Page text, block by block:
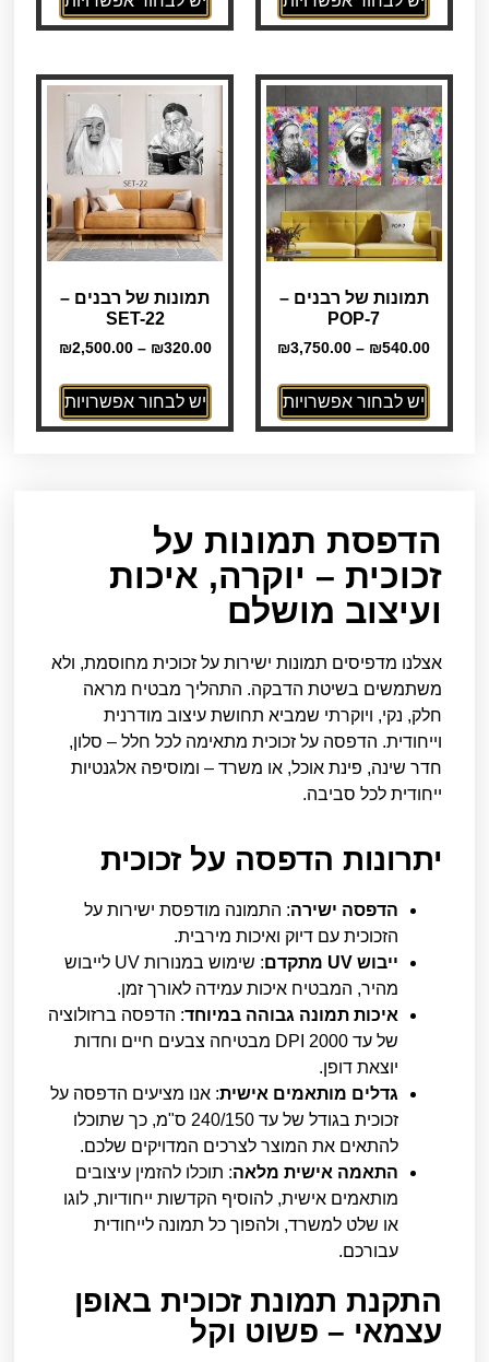
תמונות של רבנים –
POP-7
₪540.00
–
₪3,750.00
יש לבחור אפשרויות
תמונות של רבנים –
SET-22
₪320.00
–
₪2,500.00
יש לבחור אפשרויות
הדפסת תמונות על
זכוכית – יוקרה, איכות
ועיצוב מושלם
אצלנו מדפיסים תמונות ישירות על זכוכית מחוסמת, ולא
משתמשים בשיטת הדבקה. התהליך מבטיח מראה
חלק, נקי, ויוקרתי שמביא תחושת עיצוב מודרנית
וייחודית. הדפסה על זכוכית מתאימה לכל חלל – סלון,
חדר שינה, פינת אוכל, או משרד – ומוסיפה אלגנטיות
ייחודית לכל סביבה.
יתרונות הדפסה על זכוכית
הדפסה ישירה: התמונה מודפסת ישירות על
הזכוכית עם דיוק ואיכות מירבית.
ייבוש UV מתקדם
: שימוש במנורות UV לייבוש
מהיר, המבטיח איכות עמידה לאורך זמן.
איכות תמונה גבוהה במיוחד: הדפסה ברזולוציה
של עד 2000 DPI מבטיחה צבעים חיים וחדות
יוצאת דופן.
גדלים מותאמים אישית: אנו מציעים הדפסה על
זכוכית בגודל של עד 240/150 ס"מ, כך שתוכלו
להתאים את המוצר לצרכים המדויקים שלכם.
התאמה אישית מלאה: תוכלו להזמין עיצובים
מותאמים אישית, להוסיף הקדשות ייחודיות, לוגו
או שלט למשרד, ולהפוך כל תמונה לייחודית
עבורכם.
התקנת תמונת זכוכית באופן
עצמאי – פשוט וקל